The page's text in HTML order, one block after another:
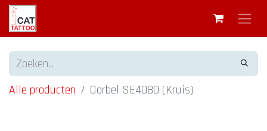
Alle producten Oorbel SE4080 (Kruis)